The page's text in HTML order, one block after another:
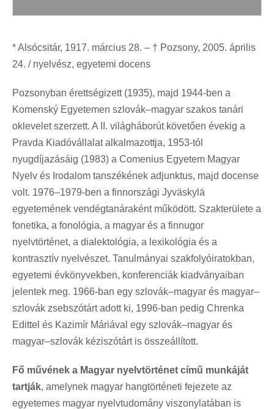
* Alsócsitár, 1917. március 28. – † Pozsony, 2005. április
24. / nyelvész, egyetemi docens
Pozsonyban érettségizett (1935), majd 1944-ben a
Komenský Egyetemen szlovák–magyar szakos tanári
oklevelet szerzett. A II. világháborút követően évekig a
Pravda Kiadóvállalat alkalmazottja, 1953-tól
nyugdíjazásáig (1983) a Comenius Egyetem Magyar
Nyelv és Irodalom tanszékének adjunktus, majd docense
volt. 1976–1979-ben a finnországi Jyväskylä
egyetemének vendégtanáraként működött. Szakterülete a
fonetika, a fonológia, a magyar és a finnugor
nyelvtörténet, a dialektológia, a lexikológia és a
kontrasztív nyelvészet. Tanulmányai szakfolyóiratokban,
egyetemi évkönyvekben, konferenciák kiadványaiban
jelentek meg. 1966-ban egy szlovák–magyar és magyar–
szlovák zsebszótárt adott ki, 1996-ban pedig Chrenka
Edittel és Kazimír Máriával egy szlovák–magyar és
magyar–szlovák kéziszótárt is összeállított.
Fő művének a Magyar nyelvtörténet című munkáját
tartják, amelynek magyar hangtörténeti fejezete az
egyetemes magyar nyelvtudomány viszonylatában is